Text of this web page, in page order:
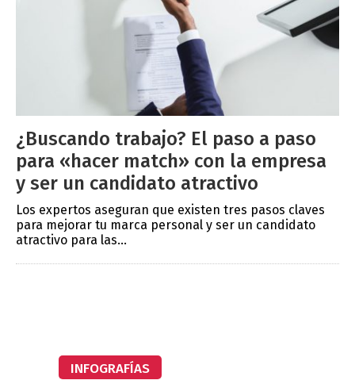
¿Buscando trabajo? El paso a paso
para «hacer match» con la empresa
y ser un candidato atractivo
Los expertos aseguran que existen tres pasos claves
para mejorar tu marca personal y ser un candidato
atractivo para las...
INFOGRAFÍAS